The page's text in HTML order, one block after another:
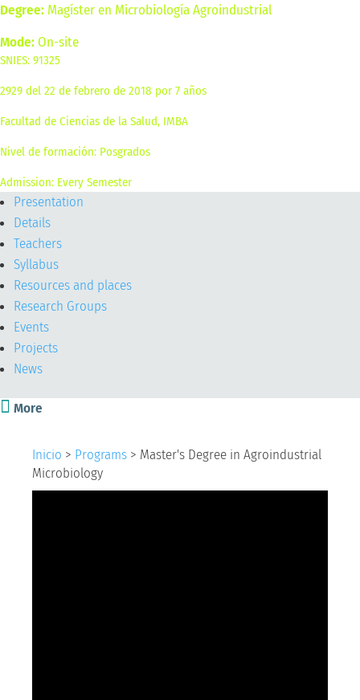
Degree: Magíster en Microbiología Agroindustrial
Mode:On-site
SNIES: 91325
2929 del 22 de febrero de 2018 por 7 años
Facultad de Ciencias de la Salud, IMBA
Nivel de formación: Posgrados
Admission: Every Semester
Presentation
Details
Teachers
Syllabus
Resources and places
Research Groups
Events
Projects
News
 More
Inicio > Programs > Master's Degree in Agroindustrial
Microbiology